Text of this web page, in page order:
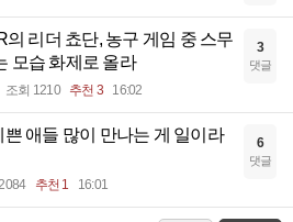
의 리더 쵸단, 농구 게임 중 스무
모습 화제로 올라
조회 1210 추천 3 16:02
3
댓글
쁜 애들 많이 만나는 게 일이라
추천 1 16:01
6
댓글